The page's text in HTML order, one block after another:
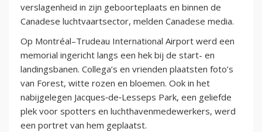
verslagenheid in zijn geboorteplaats en binnen de
Canadese luchtvaartsector, melden Canadese media.
Op Montréal–Trudeau International Airport werd een
memorial ingericht langs een hek bij de start- en
landingsbanen. Collega’s en vrienden plaatsten foto’s
van Forest, witte rozen en bloemen. Ook in het
nabijgelegen Jacques‑de‑Lesseps Park, een geliefde
plek voor spotters en luchthavenmedewerkers, werd
een portret van hem geplaatst.